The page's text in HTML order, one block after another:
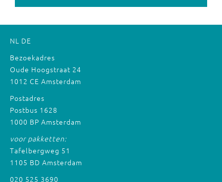
NL DE
Bezoekadres
Oude Hoogstraat 24
1012 CE Amsterdam
Postadres
Postbus 1628
1000 BP Amsterdam
voor pakketten:
Tafelbergweg 51
1105 BD Amsterdam
020 525 3690